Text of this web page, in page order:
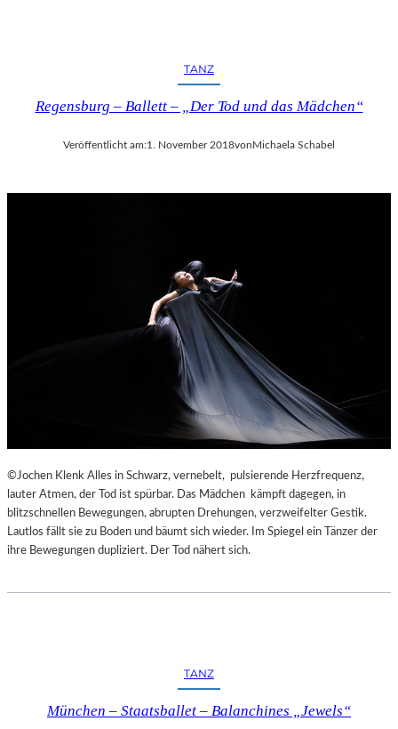
TANZ
Regensburg – Ballett – „Der Tod und das Mädchen“
Veröffentlicht am:1. November 2018vonMichaela Schabel
©Jochen Klenk Alles in Schwarz, vernebelt, pulsierende Herzfrequenz,
lauter Atmen, der Tod ist spürbar. Das Mädchen kämpft dagegen, in
blitzschnellen Bewegungen, abrupten Drehungen, verzweifelter Gestik.
Lautlos fällt sie zu Boden und bäumt sich wieder. Im Spiegel ein Tänzer der
ihre Bewegungen dupliziert. Der Tod nähert sich.
TANZ
München – Staatsballet – Balanchines „Jewels“